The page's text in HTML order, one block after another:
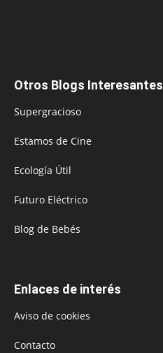
Otros Blogs Interesantes
Supergracioso
Estamos de Cine
Ecología Útil
Futuro Eléctrico
Blog de Bebés
Enlaces de interés
Aviso de cookies
Contacto